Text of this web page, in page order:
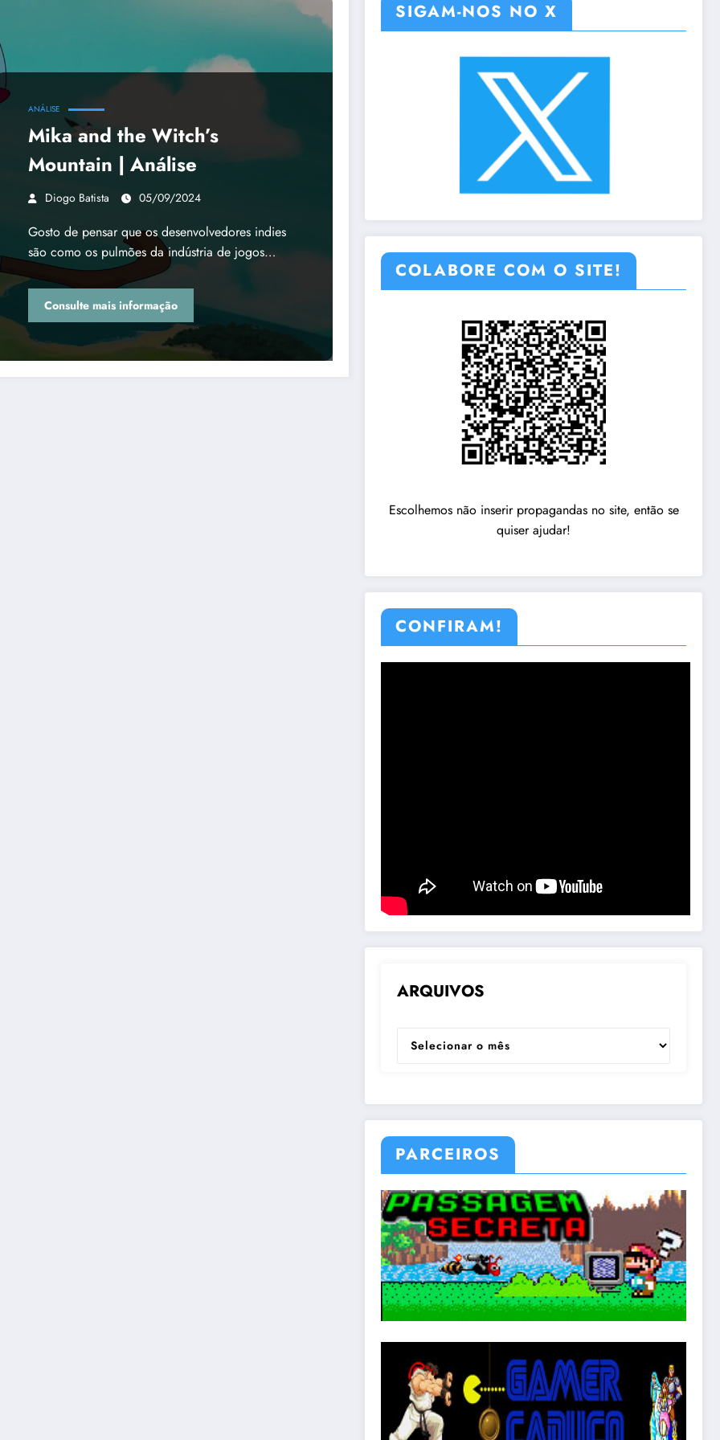
ANÁLISE
Mika and the Witch’s
Mountain | Análise
Diogo Batista 05/09/2024
Gosto de pensar que os desenvolvedores indies
são como os pulmões da indústria de jogos…
Consulte mais informação
SIGAM-NOS NO X
COLABORE COM O SITE!
Escolhemos não inserir propagandas no site, então se
quiser ajudar!
CONFIRAM!
ARQUIVOS
ARQUIVOS
PARCEIROS